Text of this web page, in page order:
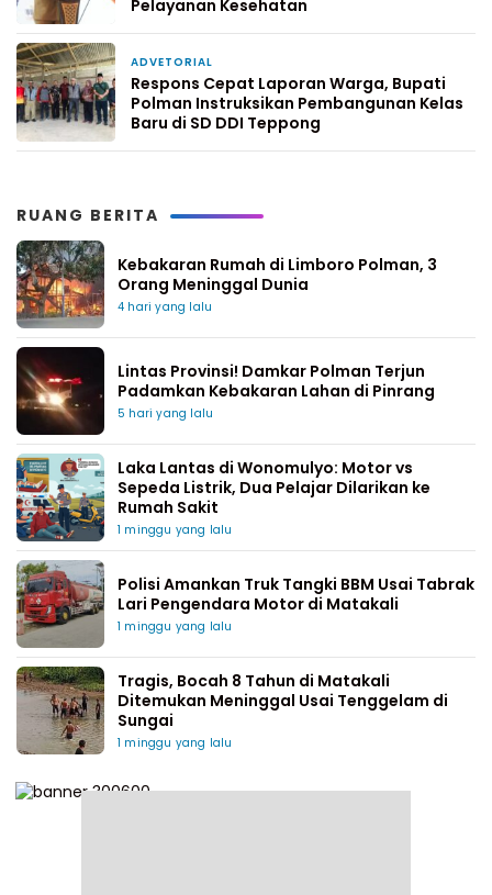
Pelayanan Kesehatan
ADVETORIAL
Respons Cepat Laporan Warga, Bupati
Polman Instruksikan Pembangunan Kelas
Baru di SD DDI Teppong
RUANG BERITA
Kebakaran Rumah di Limboro Polman, 3
Orang Meninggal Dunia
4 hari yang lalu
Lintas Provinsi! Damkar Polman Terjun
Padamkan Kebakaran Lahan di Pinrang
5 hari yang lalu
Laka Lantas di Wonomulyo: Motor vs
Sepeda Listrik, Dua Pelajar Dilarikan ke
Rumah Sakit
1 minggu yang lalu
Polisi Amankan Truk Tangki BBM Usai Tabrak
Lari Pengendara Motor di Matakali
1 minggu yang lalu
Tragis, Bocah 8 Tahun di Matakali
Ditemukan Meninggal Usai Tenggelam di
Sungai
1 minggu yang lalu